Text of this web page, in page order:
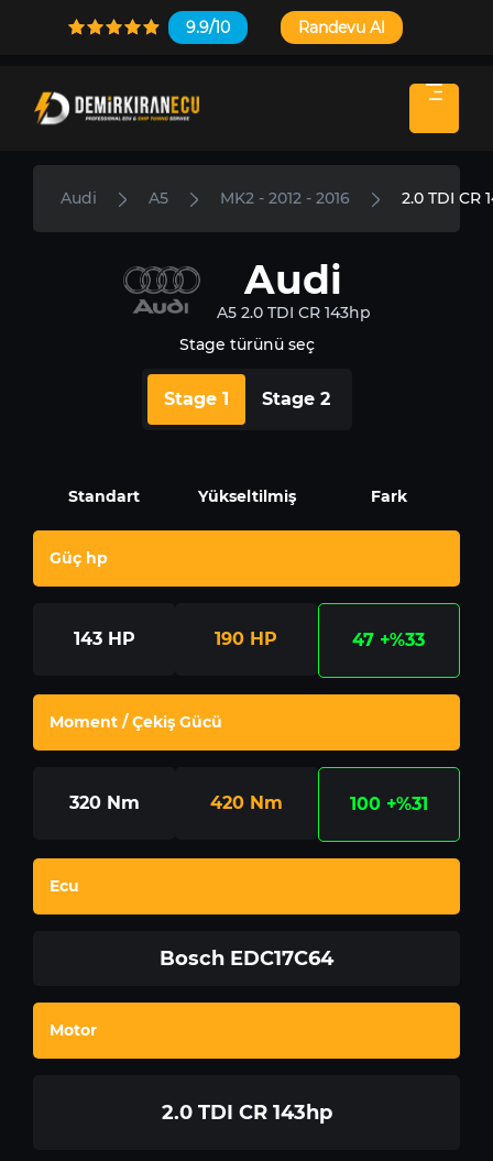
9.9/10 Randevu Al
Audi A5 MK2 - 2012 - 2016 2.0 TDI CR
Audi
A5 2.0 TDI CR 143hp
Stage türünü seç
Stage 1 Stage 2
Standart Yükseltilmiş Fark
Güç hp
143 HP 190 HP 47 +%33
Moment / Çekiş Gücü
320 Nm 420 Nm 100 +%31
Ecu
Bosch EDC17C64
Motor
2.0 TDI CR 143hp